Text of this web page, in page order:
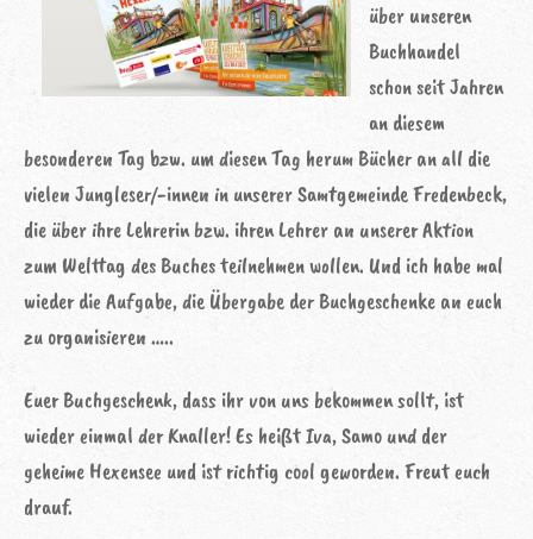
über unseren
Buchhandel
schon seit Jahren
an diesem
besonderen Tag bzw. um diesen Tag herum Bücher an all die
vielen Jungleser/-innen in unserer Samtgemeinde Fredenbeck,
die über ihre Lehrerin bzw. ihren Lehrer an unserer Aktion
zum Welttag des Buches teilnehmen wollen. Und ich habe mal
wieder die Aufgabe, die Übergabe der Buchgeschenke an euch
zu organisieren …..
Euer Buchgeschenk, dass ihr von uns bekommen sollt, ist
wieder einmal der Knaller! Es heißt Iva, Samo und der
geheime Hexensee und ist richtig cool geworden. Freut euch
drauf.